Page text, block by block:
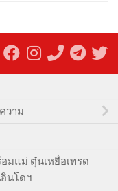
วาม
อมแม่ ตุ๋นเหยื่อเทรด
นโดฯ